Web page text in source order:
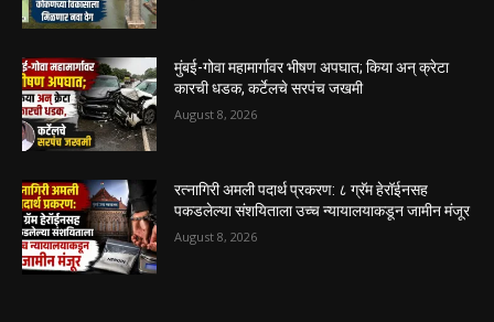
मुंबई-गोवा महामार्गावर भीषण अपघात; किया अन् क्रेटा
कारची धडक, कर्टेलचे सरपंच जखमी
August 8, 2026
रत्नागिरी अमली पदार्थ प्रकरण: ८ ग्रॅम हेरॉईनसह
पकडलेल्या संशयिताला उच्च न्यायालयाकडून जामीन मंजूर
August 8, 2026